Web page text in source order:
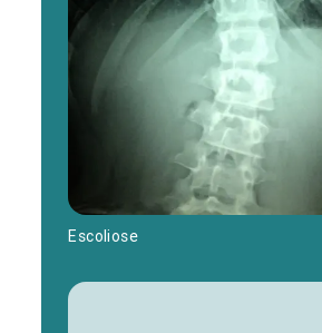
Escoliose